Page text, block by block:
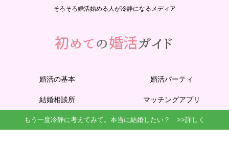
そろそろ婚活始める人が冷静になるメディア
婚活の基本 婚活パーティ
結婚相談所 マッチングアプリ
もう一度冷静に考えてみて。本当に結婚したい？ >>詳しく